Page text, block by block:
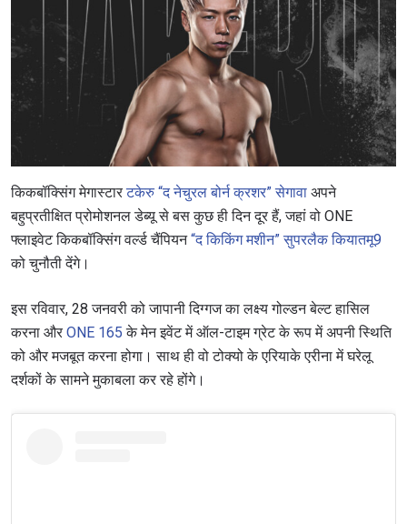
किकबॉक्सिंग मेगास्टारटकेरु “द नेचुरल बोर्न क्रशर” सेगावा अपने
बहुप्रतीक्षित प्रोमोशनल डेब्यू से बस कुछ ही दिन दूर हैं, जहां वो ONE
फ्लाइवेट किकबॉक्सिंग वर्ल्ड चैंपियन“द किकिंग मशीन” सुपरलैक कियातमू9
को चुनौती देंगे।
इस रविवार, 28 जनवरी को जापानी दिग्गज का लक्ष्य गोल्डन बेल्ट हासिल
करना और ONE 165 के मेन इवेंट में ऑल-टाइम ग्रेट के रूप में अपनी स्थिति
को और मजबूत करना होगा। साथ ही वो टोक्यो के एरियाके एरीना में घरेलू
दर्शकों के सामने मुकाबला कर रहे होंगे।